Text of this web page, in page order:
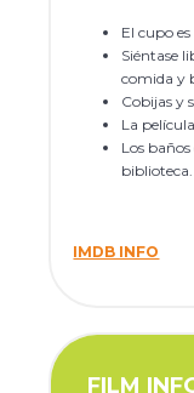
El cupo
Siéntase
comida y
Cobijas y
La
Los
biblioteca.
IMDB INFO
FILM